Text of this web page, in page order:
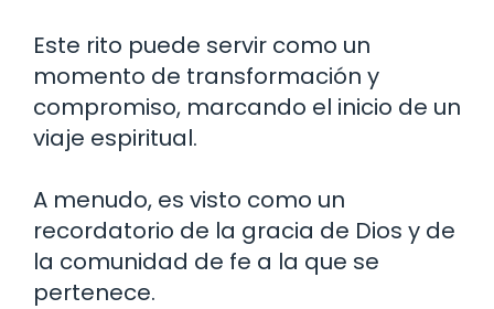
Este rito puede servir como un
momento de transformación y
compromiso, marcando el inicio de un
viaje espiritual.
A menudo, es visto como un
recordatorio de la gracia de Dios y de
la comunidad de fe a la que se
pertenece.